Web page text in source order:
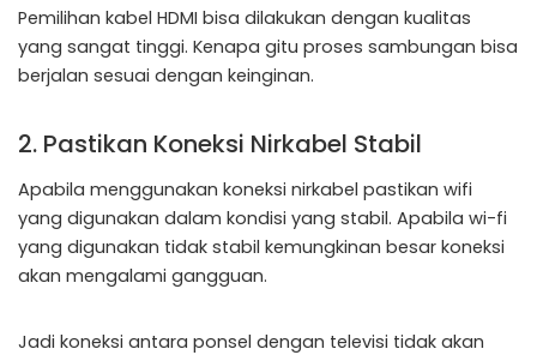
Pemilihan kabel HDMI bisa dilakukan dengan kualitas
yang sangat tinggi. Kenapa gitu proses sambungan bisa
berjalan sesuai dengan keinginan.
2. Pastikan Koneksi Nirkabel Stabil
Apabila menggunakan koneksi nirkabel pastikan wifi
yang digunakan dalam kondisi yang stabil. Apabila wi-fi
yang digunakan tidak stabil kemungkinan besar koneksi
akan mengalami gangguan.
Jadi koneksi antara ponsel dengan televisi tidak akan